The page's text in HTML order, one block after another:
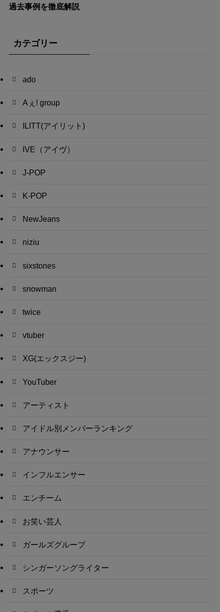
過去事例を徹底解説
カテゴリー
ado
Aぇ! group
ILITT(アイリット)
IVE（アイヴ）
J-POP
K-POP
NewJeans
niziu
sixstones
snowman
twice
vtuber
XG(エックスジー)
YouTuber
アーティスト
アイドル別メンバーランキング
アナウンサー
インフルエンサー
エンチーム
お笑い芸人
ガールズグループ
シンガーソングライター
スポーツ